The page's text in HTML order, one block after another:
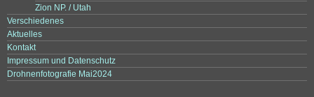
Zion NP. / Utah
Verschiedenes
Aktuelles
Kontakt
Impressum und Datenschutz
Drohnenfotografie Mai2024